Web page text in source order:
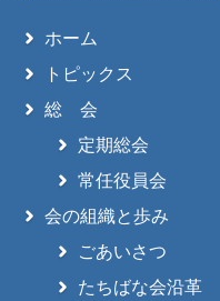
ホーム
トピックス
総 会
定期総会
常任役員会
会の組織と歩み
ごあいさつ
たちばな会沿革